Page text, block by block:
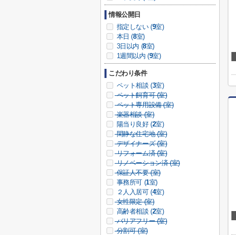
情報公開日
指定しない (9室)
本日 (8室)
3日以内 (8室)
1週間以内 (9室)
こだわり条件
ペット相談 (3室)
ペット飼育可 (室)
ペット専用設備 (室)
楽器相談 (室)
陽当り良好 (2室)
閑静な住宅地 (室)
デザイナーズ (室)
リフォーム済 (室)
リノベーション済 (室)
保証人不要 (室)
事務所可 (1室)
２人入居可 (4室)
女性限定 (室)
高齢者相談 (2室)
バリアフリー (室)
分割可 (室)